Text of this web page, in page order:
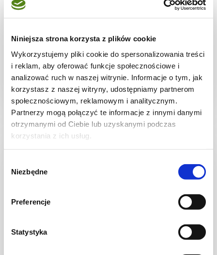
Niniejsza strona korzysta z plików cookie
Wykorzystujemy pliki cookie do spersonalizowania treści
i reklam, aby oferować funkcje społecznościowe i
analizować ruch w naszej witrynie. Informacje o tym, jak
korzystasz z naszej witryny, udostępniamy partnerom
społecznościowym, reklamowym i analitycznym.
Partnerzy mogą połączyć te informacje z innymi danymi
otrzymanymi od Ciebie lub uzyskanymi podczas
korzystania z ich usług.
zgody
Niezbędne
Preferencje
Statystyka
Grillowane kofty z mięsa mielonego
30 min. 1805 kcal 4